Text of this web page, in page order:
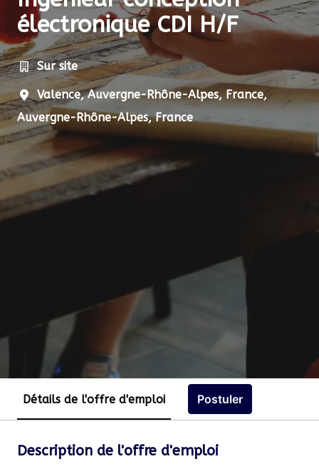
électronique CDI H/F
Sur site
Valence, Auvergne-Rhône-Alpes, France,
Auvergne-Rhône-Alpes, France
Détails de l'offre d'emploi Postuler
Description de l'offre d'emploi